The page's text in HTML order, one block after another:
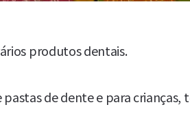
produtos dentais.
de dente e para crianças,